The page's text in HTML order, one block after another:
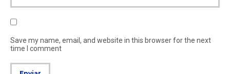
Save my name, email, and website in this browser for the next
time I comment